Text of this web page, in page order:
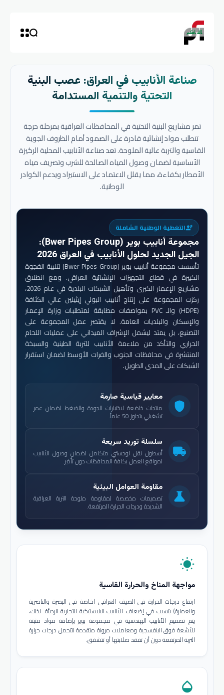
صناعة الأنابيب في العراق: عصب البنية
التحتية والتنمية المستدامة
تمر مشاريع البنية التحتية في المحافظات العراقية بمرحلة حرجة
تتطلب مواد إنشائية قادرة على الصمود أمام الظروف الجوية
القاسية والتربة عالية الملوحة. تعد صناعة الأنابيب المحلية الركيزة
الأساسية لضمان وصول المياه الصالحة للشرب وتصريف مياه
الأمطار بكفاءة، مما يقلل الاعتماد على الاستيراد ويدعم الكوادر
الوطنية.
engineeringالتغطية الوطنية الشاملة
مجموعة أنابيب بوير (Bwer Pipes Group)
:
الجيل الجديد لحلول الأنابيب في العراق 2026
تأسست مجموعة أنابيب بوير (Bwer Pipes Group) لتلبية الفجوة
الكبيرة في قطاع التجهيزات الإنشائية العراقي. ومع انطلاق
مشاريع الإعمار الكبرى وتأهيل الشبكات البلدية في عام 2026،
ركزت المجموعة على إنتاج أنابيب البولي إيثيلين عالي الكثافة
(HDPE) والـ PVC بمواصفات مطابقة لمتطلبات وزارة الإعمار
والإسكان والبلديات العامة. لا يقتصر عمل المجموعة على
التصنيع، بل يمتد ليشمل الإشراف الميداني على عمليات اللحام
الحراري والتأكد من ملاءمة الأنابيب للتربة الطينية والسبخة
المنتشرة في محافظات الجنوب والفرات الأوسط لضمان استقرار
الشبكات على المدى الطويل.
shield
معايير قياسية صارمة
منتجات خاضعة لاختبارات الجودة والضغط لضمان عمر
تشغيلي يتجاوز 50 عاماً.
local_shipping
سلسلة توريد سريعة
أسطول نقل لوجستي متكامل لضمان وصول الأنابيب
لمواقع العمل بكافة المحافظات دون تأخير.
science
مقاومة العوامل البيئية
تصميمات مخصصة لمقاومة ملوحة التربة العراقية
الشديدة ودرجات الحرارة المرتفعة.
wb_sunny
مواجهة المناخ والحرارة القاسية
ارتفاع درجات الحرارة في الصيف العراقي (خاصة في البصرة والناصرية
والعمارة) يتسبب في إضعاف الأنابيب البلاستيكية التجارية الرديئة. لذلك،
يتم تصميم الأنابيب الهندسية في مجموعة بوير بإضافة مواد مثبتة
للأشعة فوق البنفسجية ومعاملات مرونة متقدمة لتتحمل درجات حرارة
التربة المرتفعة دون أن تفقد صلابتها أو تتشقق.
opacity